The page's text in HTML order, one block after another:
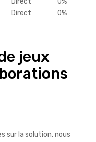
Direct 0%
jeux
sur la solution, nous